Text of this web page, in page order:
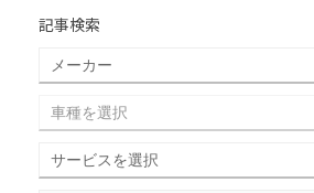
記事検索